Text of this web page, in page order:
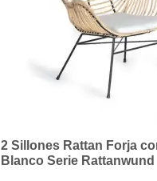
2 Sillones Rattan Forja
Blanco Serie Rattanwund